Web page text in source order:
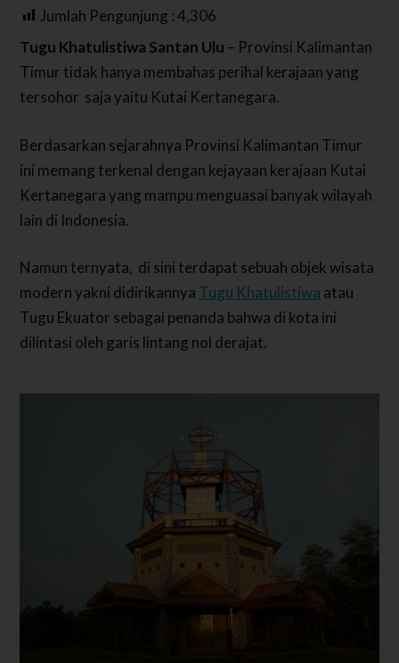
Jumlah Pengunjung :4,306
Tugu Khatulistiwa Santan Ulu – Provinsi Kalimantan
Timur tidak hanya membahas perihal kerajaan yang
tersohor saja yaitu Kutai Kertanegara.
Berdasarkan sejarahnya Provinsi Kalimantan Timur
ini memang terkenal dengan kejayaan kerajaan Kutai
Kertanegara yang mampu menguasai banyak wilayah
lain di Indonesia.
Namun ternyata, di sini terdapat sebuah objek wisata
modern yakni didirikannya Tugu Khatulistiwa atau
Tugu Ekuator sebagai penanda bahwa di kota ini
dilintasi oleh garis lintang nol derajat.